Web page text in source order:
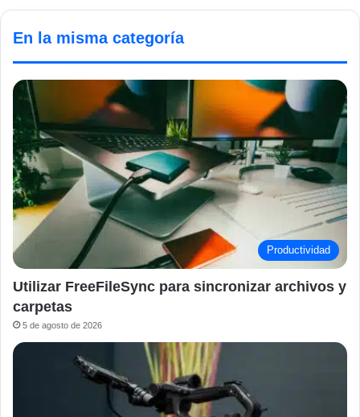
En la misma categoría
Productividad
Utilizar FreeFileSync para sincronizar archivos y
carpetas
5 de agosto de 2026